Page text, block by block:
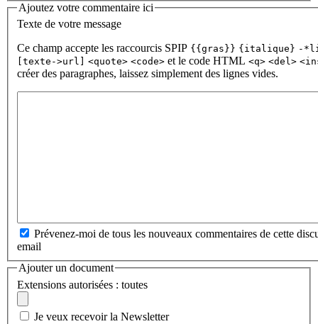
Ajoutez votre commentaire ici
Texte de votre message
Ce champ accepte les raccourcis SPIP {{gras}} {italique} -
[texte->url]
<quote> <code> et le code HTML <q> <del>
créer des paragraphes, laissez simplement des lignes vides.
Prévenez-moi de tous les nouveaux commentaires de cette
email
Ajouter un document
Extensions autorisées : toutes
Je veux recevoir la Newsletter